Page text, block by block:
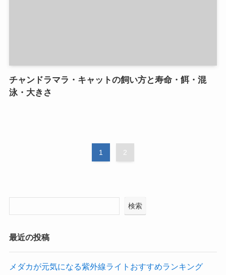
チャンドラマラ・キャットの飼い方と寿命・餌・混
泳・大きさ
1 2
検索
最近の投稿
メダカが元気になる紫外線ライトおすすめランキング